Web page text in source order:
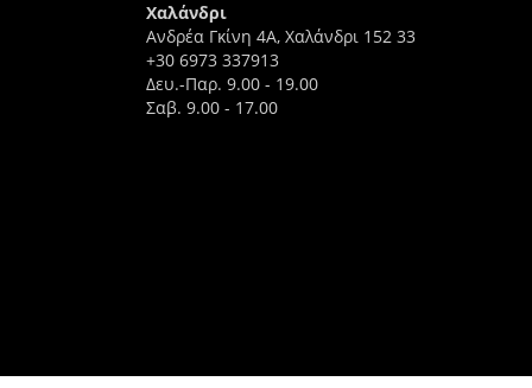
Χαλάνδρι
Ανδρέα Γκίνη 4A, Χαλάνδρι 152 33
+30 6973 337913
Δευ.-Παρ. 9.00 - 19.00
Σαβ. 9.00 - 17.00